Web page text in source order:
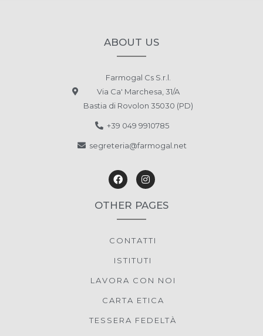
ABOUT US
Farmogal Cs S.r.l.
Via Ca' Marchesa, 31/A
Bastia di Rovolon 35030 (PD)
+39 049 9910785
segreteria@farmogal.net
OTHER PAGES
CONTATTI
ISTITUTI
LAVORA CON NOI
CARTA ETICA
TESSERA FEDELTÀ